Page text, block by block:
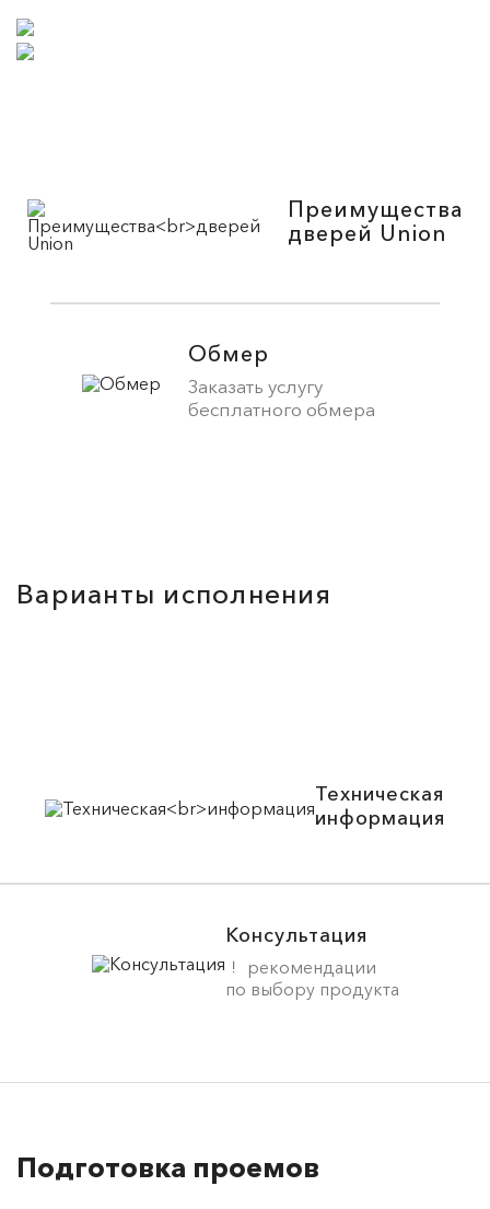
Преимущества
дверей Union
Обмер
Заказать услугу
бесплатного обмера
Варианты исполнения
Техническая
информация
Консультация
рекомендации
по выбору продукта
Подготовка проемов